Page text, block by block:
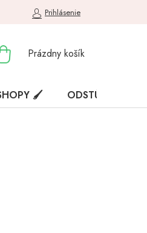
Prihlásenie
NÁKUPNÝ
Prázdny košík
🖌️ ODSTÚPENIE